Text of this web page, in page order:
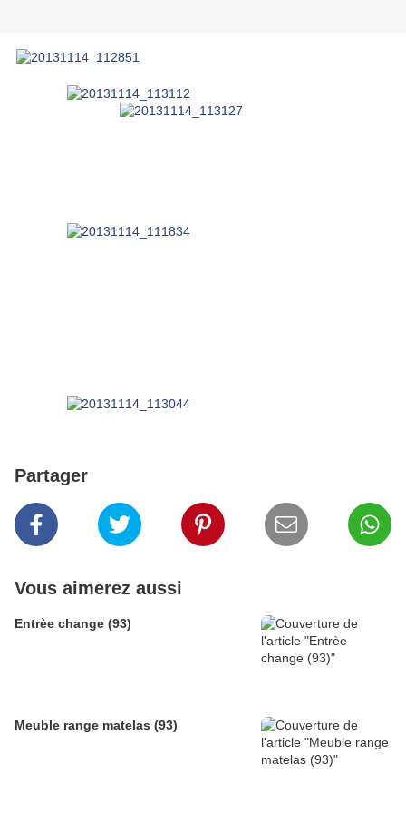
Partager
Vous aimerez aussi
Entrèe change (93)
Meuble range matelas (93)